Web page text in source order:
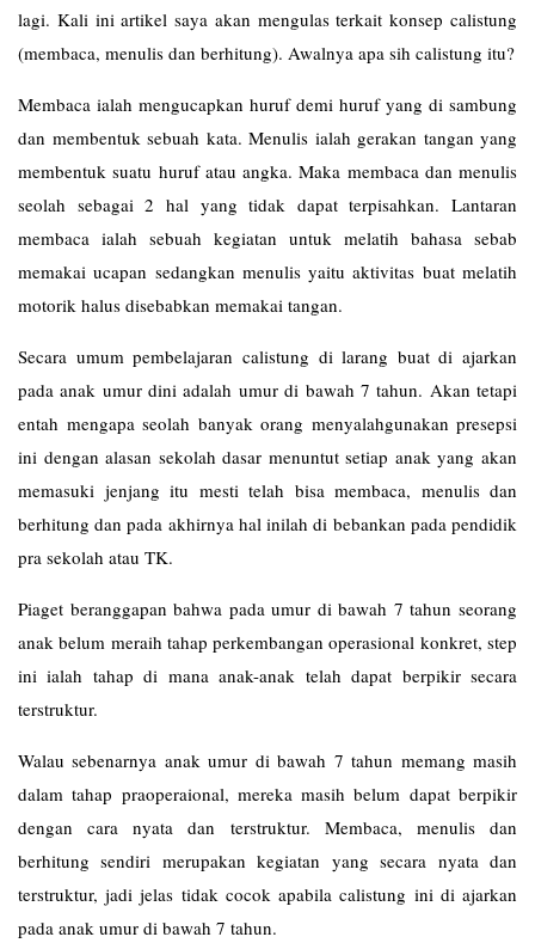
lagi. Kali ini artikel saya akan mengulas terkait konsep calistung
(membaca, menulis dan berhitung). Awalnya apa sih calistung itu?
Membaca ialah mengucapkan huruf demi huruf yang di sambung
dan membentuk sebuah kata. Menulis ialah gerakan tangan yang
membentuk suatu huruf atau angka. Maka membaca dan menulis
seolah sebagai 2 hal yang tidak dapat terpisahkan. Lantaran
membaca ialah sebuah kegiatan untuk melatih bahasa sebab
memakai ucapan sedangkan menulis yaitu aktivitas buat melatih
motorik halus disebabkan memakai tangan.
Secara umum pembelajaran calistung di larang buat di ajarkan
pada anak umur dini adalah umur di bawah 7 tahun. Akan tetapi
entah mengapa seolah banyak orang menyalahgunakan presepsi
ini dengan alasan sekolah dasar menuntut setiap anak yang akan
memasuki jenjang itu mesti telah bisa membaca, menulis dan
berhitung dan pada akhirnya hal inilah di bebankan pada pendidik
pra sekolah atau TK.
Piaget beranggapan bahwa pada umur di bawah 7 tahun seorang
anak belum meraih tahap perkembangan operasional konkret, step
ini ialah tahap di mana anak-anak telah dapat berpikir secara
terstruktur.
Walau sebenarnya anak umur di bawah 7 tahun memang masih
dalam tahap praoperaional, mereka masih belum dapat berpikir
dengan cara nyata dan terstruktur. Membaca, menulis dan
berhitung sendiri merupakan kegiatan yang secara nyata dan
terstruktur, jadi jelas tidak cocok apabila calistung ini di ajarkan
pada anak umur di bawah 7 tahun.